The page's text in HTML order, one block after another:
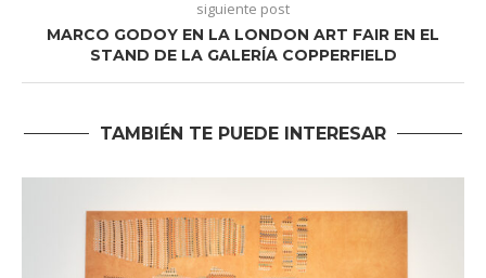
siguiente post
MARCO GODOY EN LA LONDON ART FAIR EN EL
STAND DE LA GALERÍA COPPERFIELD
TAMBIÉN TE PUEDE INTERESAR